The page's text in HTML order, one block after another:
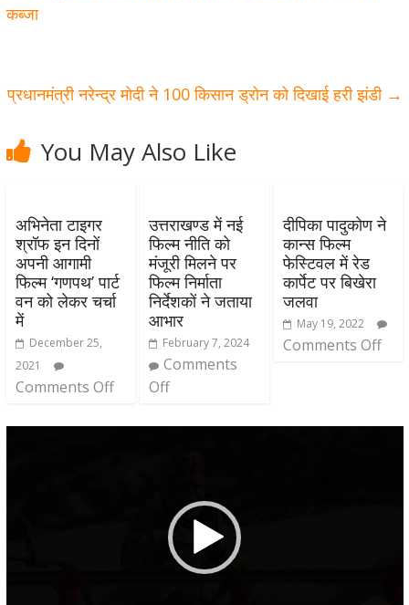
कब्जा
प्रधानमंत्री नरेन्द्र मोदी ने 100 किसान ड्रोन को दिखाई हरी झंडी →
You May Also Like
अभिनेता टाइगर
श्रॉफ इन दिनों
अपनी आगामी
फिल्म ‘गणपथ’ पार्ट
वन को लेकर चर्चा
में
December 25,
2021
Comments Off
उत्तराखण्ड में नई
फिल्म नीति को
मंजूरी मिलने पर
फिल्म निर्माता
निर्देशकों ने जताया
आभार
February 7, 2024
Comments
Off
दीपिका पादुकोण ने
कान्स फिल्म
फेस्टिवल में रेड
कार्पेट पर बिखेरा
जलवा
May 19, 2022
Comments Off